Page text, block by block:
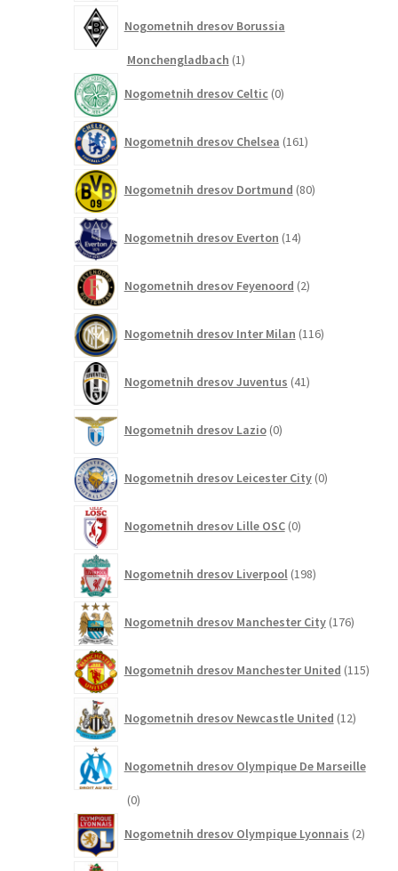
Nogometnih dresov Borussia
Monchengladbach 11
Nogometnih dresov Celtic 0izdelkov
Nogometnih dresov Chelsea 161izdelkov
Nogometnih dresov Dortmund 80izdelkov
Nogometnih dresov Everton 14izdelkov
Nogometnih dresov Feyenoord 2izdelka
Nogometnih dresov Inter Milan 116izdelkov
Nogometnih dresov Juventus 41izdelkov
Nogometnih dresov Lazio 0izdelkov
Nogometnih dresov Leicester City 0izdelkov
Nogometnih dresov Lille OSC 0izdelkov
Nogometnih dresov Liverpool 198izdelkov
Nogometnih dresov Manchester City 176izdelkov
Nogometnih dresov Manchester United 115
Nogometnih dresov Newcastle United 12izdelkov
Nogometnih dresov Olympique De Marseille
00
Nogometnih dresov Olympique Lyonnais 2izdelka